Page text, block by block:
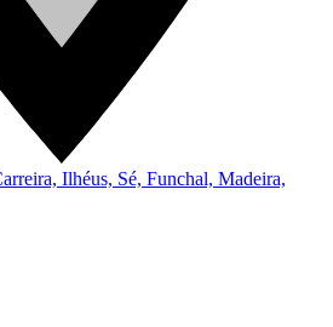
Ilhéus, Sé, Funchal, Madeira,